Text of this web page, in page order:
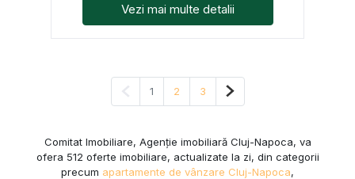
Vezi mai multe detalii
Pagina anterioară
1 2 3 Pagina următoare
Comitat Imobiliare, Agenție imobiliară Cluj-Napoca, va
ofera 512 oferte imobiliare, actualizate la zi, din categorii
precum apartamente de vânzare Cluj-Napoca,